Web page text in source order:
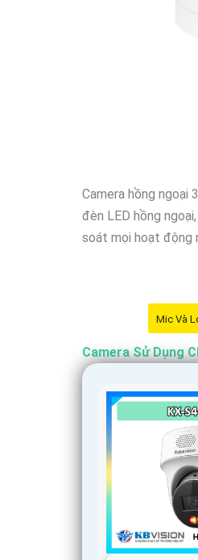
Camera hồng ngoại
đèn LED hồng
soát mọi hoạt động
Mic Và
Camera Sử Dụng